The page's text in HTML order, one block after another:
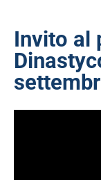
Invito al